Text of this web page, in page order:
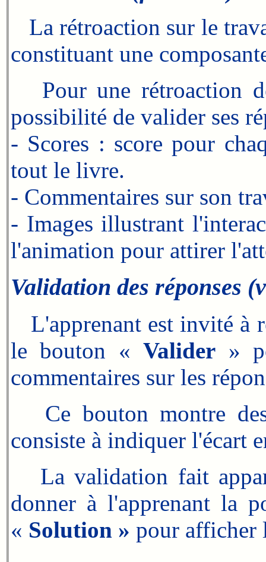
La rétroaction sur le
constituant une
Pour une rétroaction
possibilité de valider ses
- Scores : score pour
tout le livre.
- Commentaires sur son
- Images illustrant
l'animation pour attirer
Validation des réponses
L'apprenant est invité à
le bouton «Valider »
commentaires sur les
Ce bouton montre des
consiste à indiquer l'écart
La validation fait
donner à l'apprenant la
« Solution » pour afficher